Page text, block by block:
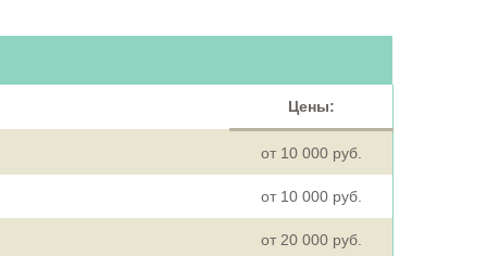
Цены:
от 10 000 руб.
от 10 000 руб.
от 20 000 руб.